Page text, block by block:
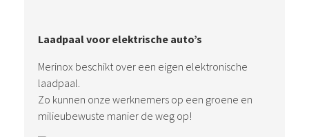
Laadpaal voor elektrische auto’s
Merinox beschikt over een eigen elektronische
laadpaal.
Zo kunnen onze werknemers op een groene en
milieubewuste manier de weg op!